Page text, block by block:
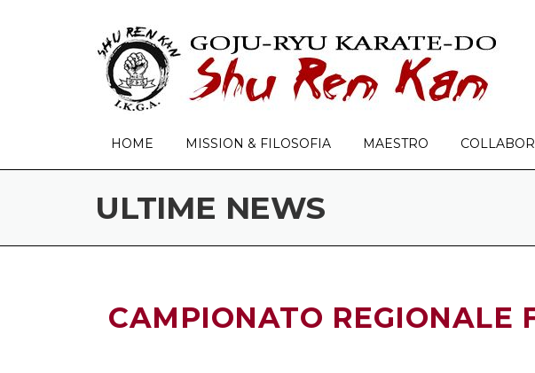
HOME MISSION & FILOSOFIA MAESTRO
ULTIME NEWS
CAMPIONATO REGIONALE